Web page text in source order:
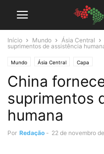
Início Mundo Ásia Central
suprimentos de assistência
Mundo Ásia Central Capa
China
suprimentos
humana
Por Redação - 22 de novembro